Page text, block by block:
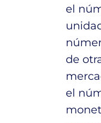
el
de
el